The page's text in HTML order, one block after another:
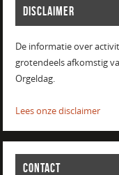
DISCLAIMER
De informatie over
grotendeels afkomstig
Orgeldag.
Lees onze disclaimer
CONTACT